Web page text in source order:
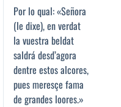
Por lo qual: «Señora
(le dixe), en verdat
la vuestra beldat
saldrá desd’agora
dentre estos alcores,
pues meresçe fama
de grandes loores.»